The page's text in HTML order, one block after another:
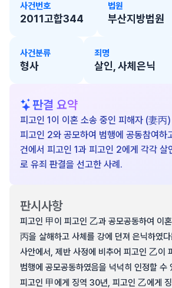
사건번호
2011고합344
법원
부산지방법원
사건분류
형사
죄명
살인, 사체은닉
판결 요약
피고인 1이 이혼 소송 중인 피해자 (妻丙
피고인 2와 공모하여 범행에 공동참여하
건에서 피고인 1과 피고인 2에게 각각 살
로 유죄 판결을 선고한 사례.
판시사항
피고인 甲이 피고인 乙과 공모공동하여 이
丙을 살해하고 사체를 강에 던져 은닉하였
사안에서, 제반 사정에 비추어 피고인 乙이
범행에 공모공동하였음을 넉넉히 인정할 수
피고인 甲에게 징역 30년, 피고인 乙에게